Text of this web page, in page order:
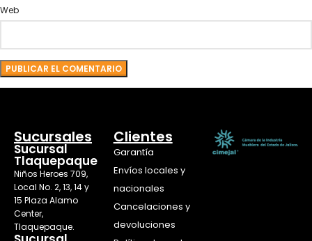
Web
Sucursales
Sucursal
Tlaquepaque
Niños Heroes 709,
Local No. 2, 13, 14 y
15 Plaza Alamo
Center,
Tlaquepaque.
Clientes
Garantía
Envíos locales y
nacionales
Cancelaciones y
devoluciones